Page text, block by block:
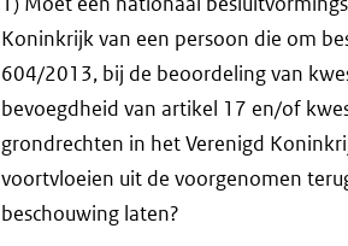
Koninkrijk van een persoon die om
604/2013, bij de beoordeling van
bevoegdheid van artikel 17 en/of
grondrechten in het Verenigd
voortvloeien uit de voorgenomen
beschouwing laten?